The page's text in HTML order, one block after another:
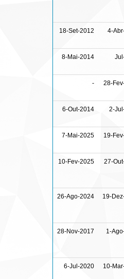
18-Set-2012 4-
8-Mai-2014
- 28-
6-Out-2014 2-
7-Mai-2025 19-
10-Fev-2025 27-
26-Ago-2024 19-
28-Nov-2017 1-
6-Jul-2020 10-